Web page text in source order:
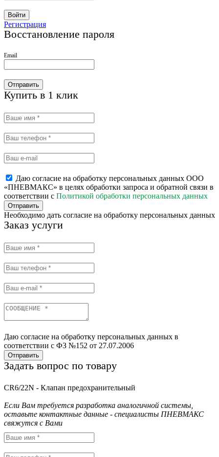
Войти
Регистрация
Восстановление пароля
Email
Отправить
Купить в 1 клик
Даю согласие на обработку персональных данных ООО
«ПНЕВМАКС» в целях обработки запроса и обратной связи в
соответствии с Политикой обработки персональных данных
Отправить
Необходимо дать согласие на обработку персональных данных
Заказ услуги
Даю согласие на обработку персональных данных в
соответствии с ФЗ №152 от 27.07.2006
Отправить
Задать вопрос по товару
CR6/22N - Клапан предохранительный
Если Вам требуется разработка аналогичной системы,
оставьте контактные данные - специалисты ПНЕВМАКС
свяжутся с Вами